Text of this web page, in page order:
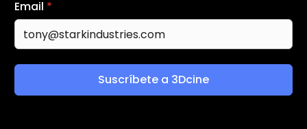
Email *
Suscríbete a 3Dcine